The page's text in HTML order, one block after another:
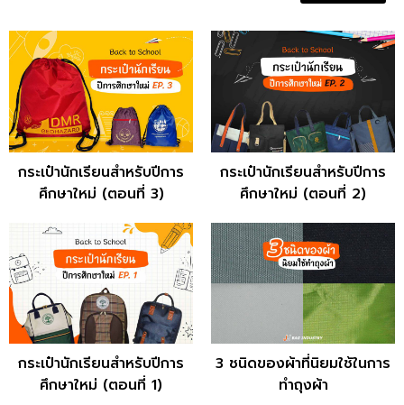
กระเป๋านักเรียนสำหรับปีการ
ศึกษาใหม่ (ตอนที่ 3)
กระเป๋านักเรียนสำหรับปีการ
ศึกษาใหม่ (ตอนที่ 2)
กระเป๋านักเรียนสำหรับปีการ
ศึกษาใหม่ (ตอนที่ 1)
3 ชนิดของผ้าที่นิยมใช้ในการ
ทำถุงผ้า